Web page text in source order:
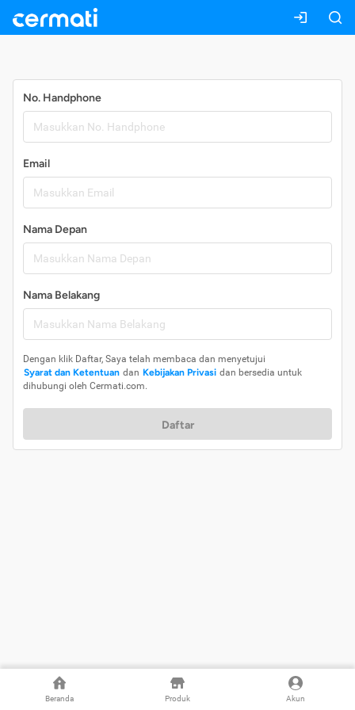
Beranda Produk Akun
No. Handphone
Email
Nama Depan
Nama Belakang
Dengan klik Daftar, Saya telah membaca dan menyetujui
Syarat dan Ketentuan dan Kebijakan Privasi dan bersedia untuk
dihubungi oleh Cermati.com.
Daftar